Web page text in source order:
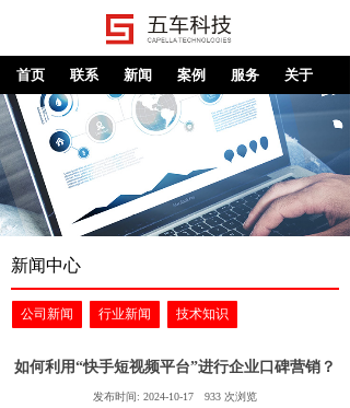
首页 联系 新闻 案例 服务 关于
新闻中心
公司新闻 行业新闻 技术知识
如何利用“快手短视频平台”进行企业口碑营销？
发布时间: 2024-10-17 933 次浏览